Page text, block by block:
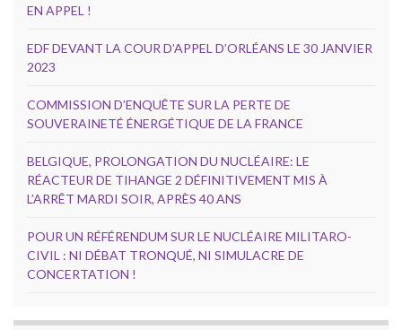
EN APPEL !
EDF DEVANT LA COUR D’APPEL D’ORLÉANS LE 30 JANVIER
2023
COMMISSION D’ENQUÊTE SUR LA PERTE DE
SOUVERAINETÉ ÉNERGÉTIQUE DE LA FRANCE
BELGIQUE, PROLONGATION DU NUCLÉAIRE: LE
RÉACTEUR DE TIHANGE 2 DÉFINITIVEMENT MIS À
L’ARRÊT MARDI SOIR, APRÈS 40 ANS
POUR UN RÉFÉRENDUM SUR LE NUCLÉAIRE MILITARO-
CIVIL : NI DÉBAT TRONQUÉ, NI SIMULACRE DE
CONCERTATION !